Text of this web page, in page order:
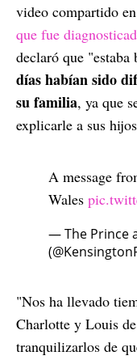
video compartido
que fue
declaró que
días habían sido
su familia, ya que
explicarle a sus
A message
Wales
— The Prince
"Nos ha llevado
Charlotte y Louis
tranquilizarlos de